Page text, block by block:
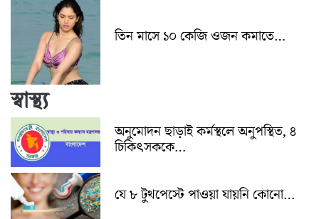
তিন মাসে ১০ কেজি ওজন কমাতে…
স্বাস্থ্য
অনুমোদন ছাড়াই কর্মস্থলে অনুপস্থিত, ৪
চিকিৎসককে…
যে ৮ টুথপেস্টে পাওয়া যায়নি কোনো…